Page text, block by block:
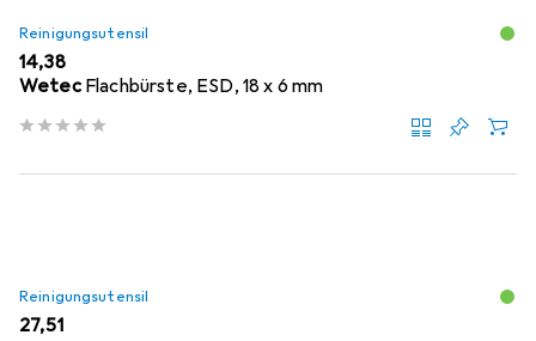
Reinigungsutensil
EUR
14,38
Wetec Flachbürste, ESD, 18 x 6 mm
Reinigungsutensil
EUR
27,51